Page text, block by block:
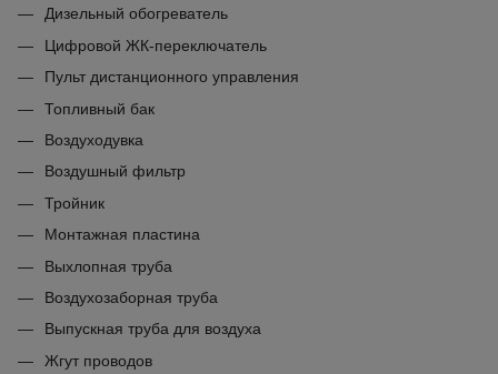
Дизельный обогреватель
Цифровой ЖК-переключатель
Пульт дистанционного управления
Топливный бак
Воздуходувка
Воздушный фильтр
Тройник
Монтажная пластина
Выхлопная труба
Воздухозаборная труба
Выпускная труба для воздуха
Жгут проводов